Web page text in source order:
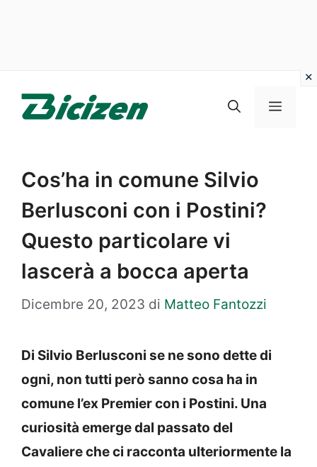
Menu
Cos’ha in comune Silvio
Berlusconi con i Postini?
Questo particolare vi
lascerà a bocca aperta
Dicembre 20, 2023 di Matteo Fantozzi
Di Silvio Berlusconi se ne sono dette di
ogni, non tutti però sanno cosa ha in
comune l’ex Premier con i Postini. Una
curiosità emerge dal passato del
Cavaliere che ci racconta ulteriormente la